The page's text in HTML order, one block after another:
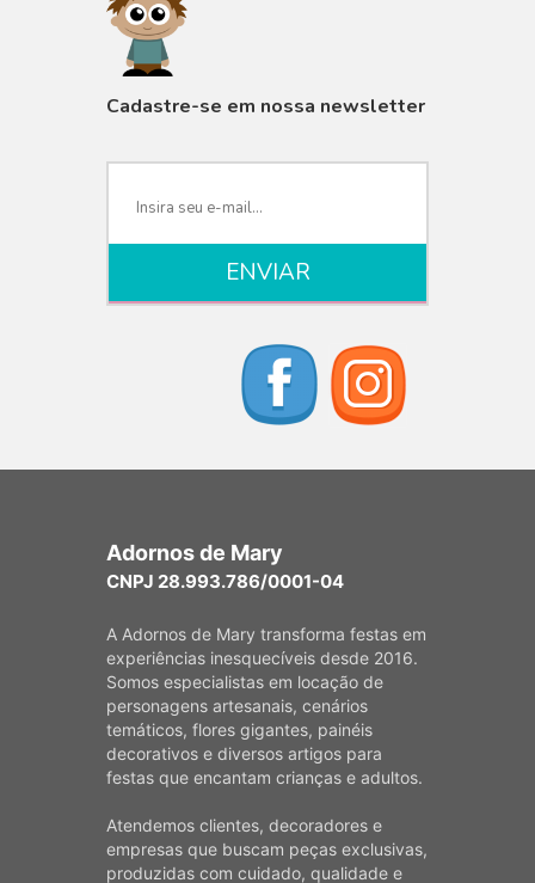
Cadastre-se em nossa newsletter
Adornos de Mary
CNPJ 28.993.786/0001-04
A Adornos de Mary transforma festas em
experiências inesquecíveis desde 2016.
Somos especialistas em locação de
personagens artesanais, cenários
temáticos, flores gigantes, painéis
decorativos e diversos artigos para
festas que encantam crianças e adultos.
Atendemos clientes, decoradores e
empresas que buscam peças exclusivas,
produzidas com cuidado, qualidade e